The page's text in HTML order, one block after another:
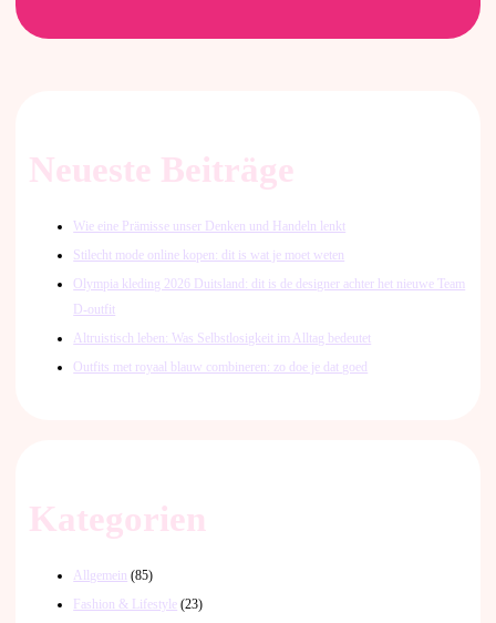
Neueste Beiträge
Wie eine Prämisse unser Denken und Handeln lenkt
Stilecht mode online kopen: dit is wat je moet weten
Olympia kleding 2026 Duitsland: dit is de designer achter het nieuwe Team
D-outfit
Altruistisch leben: Was Selbstlosigkeit im Alltag bedeutet
Outfits met royaal blauw combineren: zo doe je dat goed
Kategorien
Allgemein (85)
Fashion & Lifestyle (23)